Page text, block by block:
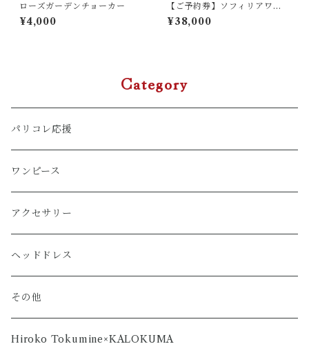
ローズガーデンチョーカー
¥4,000
【ご予約券】ソフィリアワン
ピース
¥38,000
Category
パリコレ応援
ワンピース
アクセサリー
ヘッドドレス
その他
Hiroko Tokumine×KALOKUMA